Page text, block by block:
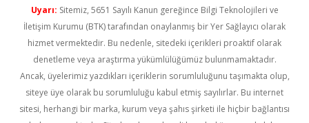
Uyarı: Sitemiz, 5651 Sayılı Kanun gereğince Bilgi Teknolojileri ve
İletişim Kurumu (BTK) tarafından onaylanmış bir Yer Sağlayıcı olarak
hizmet vermektedir. Bu nedenle, sitedeki içerikleri proaktif olarak
denetleme veya araştırma yükümlülüğümüz bulunmamaktadır.
Ancak, üyelerimiz yazdıkları içeriklerin sorumluluğunu taşımakta olup,
siteye üye olarak bu sorumluluğu kabul etmiş sayılırlar. Bu internet
sitesi, herhangi bir marka, kurum veya şahıs şirketi ile hiçbir bağlantısı